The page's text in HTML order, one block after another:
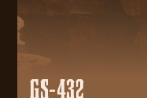
GS-432